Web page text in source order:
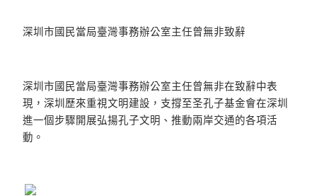
深圳市國民當局臺灣事務辦公室主任曾無非致辭
深圳市國民當局臺灣事務辦公室主任曾無非在致辭中表
現，深圳歷來重視文明建設，支撐至圣孔子基金會在深圳
進一個步驟開展弘揚孔子文明、推動兩岸交通的各項活
動。